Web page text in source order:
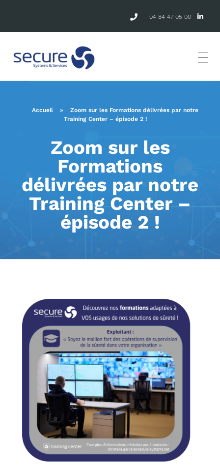
04 84 47 05 00
Accueil »
Zoom sur les Formations délivrées par notre
Training Center – épisode 2 !
Zoom sur les
Formations
délivrées par notre
Training Center –
épisode 2 !